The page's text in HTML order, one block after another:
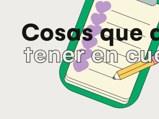
Cosas que
tener en